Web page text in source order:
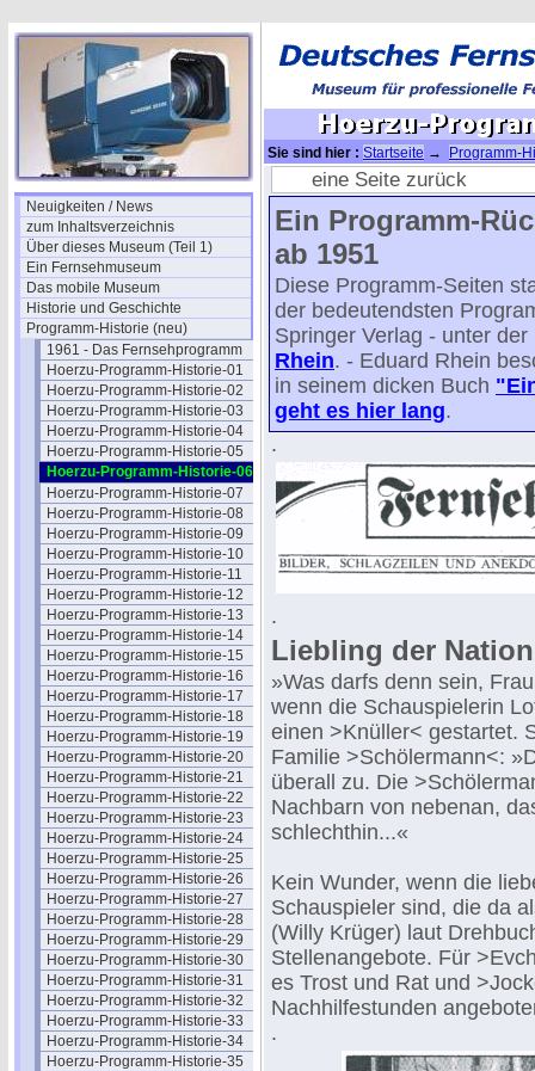
Neuigkeiten / News
zum Inhaltsverzeichnis
Über dieses Museum (Teil 1)
Ein Fernsehmuseum
Das mobile Museum
Historie und Geschichte
Programm-Historie (neu)
1961 - Das Fernsehprogramm
Hoerzu-Programm-Historie-01
Hoerzu-Programm-Historie-02
Hoerzu-Programm-Historie-03
Hoerzu-Programm-Historie-04
Hoerzu-Programm-Historie-05
Hoerzu-Programm-Historie-06
Hoerzu-Programm-Historie-07
Hoerzu-Programm-Historie-08
Hoerzu-Programm-Historie-09
Hoerzu-Programm-Historie-10
Hoerzu-Programm-Historie-11
Hoerzu-Programm-Historie-12
Hoerzu-Programm-Historie-13
Hoerzu-Programm-Historie-14
Hoerzu-Programm-Historie-15
Hoerzu-Programm-Historie-16
Hoerzu-Programm-Historie-17
Hoerzu-Programm-Historie-18
Hoerzu-Programm-Historie-19
Hoerzu-Programm-Historie-20
Hoerzu-Programm-Historie-21
Hoerzu-Programm-Historie-22
Hoerzu-Programm-Historie-23
Hoerzu-Programm-Historie-24
Hoerzu-Programm-Historie-25
Hoerzu-Programm-Historie-26
Hoerzu-Programm-Historie-27
Hoerzu-Programm-Historie-28
Hoerzu-Programm-Historie-29
Hoerzu-Programm-Historie-30
Hoerzu-Programm-Historie-31
Hoerzu-Programm-Historie-32
Hoerzu-Programm-Historie-33
Hoerzu-Programm-Historie-34
Hoerzu-Programm-Historie-35
Sie sind hier : Startseite → Programm-
eine Seite zurück
Ein Programm-
ab 1951
Diese Programm-Seiten
der bedeutendsten
Springer Verlag - unter
Rhein. - Eduard Rhein
in seinem dicken Buch
geht es hier lang.
.
.
Liebling der
»Was darfs denn sein,
wenn die Schauspielerin
einen >Knüller< gestartet.
Familie >Schölermann<:
überall zu. Die
Nachbarn von nebenan,
schlechthin...«
Kein Wunder, wenn die
Schauspieler sind, die da
(Willy Krüger) laut
Stellenangebote. Für
es Trost und Rat und
Nachhilfestunden
.